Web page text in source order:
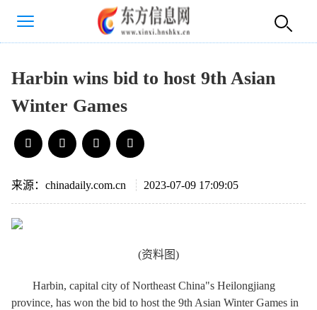
Harbin wins bid to host 9th Asian
Winter Games
来源：chinadaily.com.cn 2023-07-09 17:09:05
(资料图)
Harbin, capital city of Northeast China"s Heilongjiang
province, has won the bid to host the 9th Asian Winter Games in